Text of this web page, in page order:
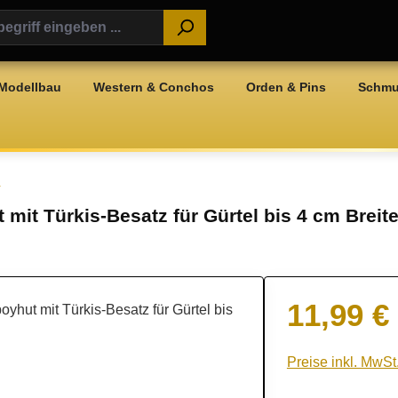
Western & Conchos Orden & Pins
mit Türkis-Besatz für Gürtel bis 4 cm Breite
Regulärer Preis:
11,99 €
Preise inkl.